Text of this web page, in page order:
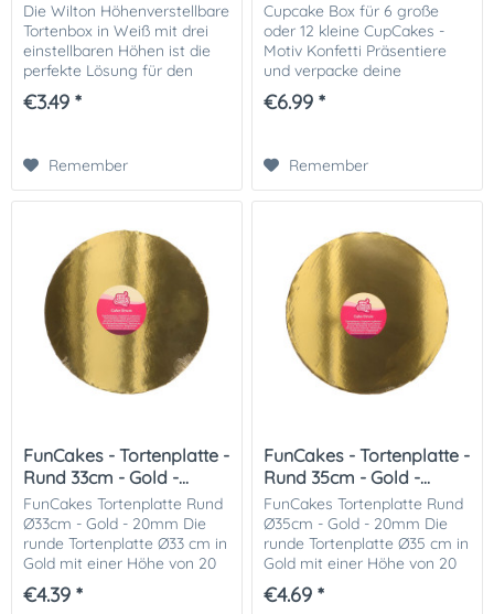
Die Wilton Höhenverstellbare
Tortenbox in Weiß mit drei
einstellbaren Höhen ist die
perfekte Lösung für den
sicheren Transport von
hohen Torten. Diese
€3.49 *
Remember
Cupcake Box für 6 große
oder 12 kleine CupCakes -
Motiv Konfetti Präsentiere
und verpacke deine
Cupcakes oder Muffins auf
eine praktische und zugleich
€6.99 *
Remember
FunCakes - Tortenplatte -
Rund 33cm - Gold -...
FunCakes Tortenplatte Rund
Ø33cm - Gold - 20mm Die
runde Tortenplatte Ø33 cm in
Gold mit einer Höhe von 20
mm ist die perfekte Basis für
stilvolle Kuchen- und
€4.39 *
FunCakes - Tortenplatte -
Rund 35cm - Gold -...
FunCakes Tortenplatte Rund
Ø35cm - Gold - 20mm Die
runde Tortenplatte Ø35 cm in
Gold mit einer Höhe von 20
mm ist die perfekte Basis für
stilvolle Kuchen- und
€4.69 *